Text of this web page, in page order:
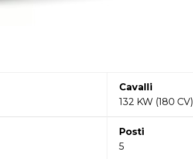
Cavalli
132 KW (180 CV)
Posti
5